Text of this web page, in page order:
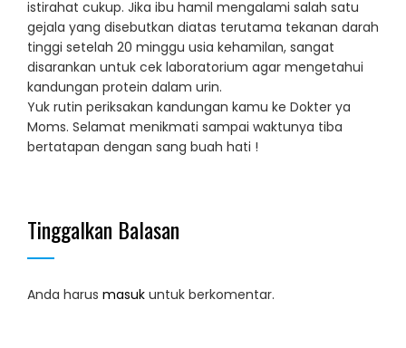
istirahat cukup. Jika ibu hamil mengalami salah satu
gejala yang disebutkan diatas terutama tekanan darah
tinggi setelah 20 minggu usia kehamilan, sangat
disarankan untuk cek laboratorium agar mengetahui
kandungan protein dalam urin.
Yuk rutin periksakan kandungan kamu ke Dokter ya
Moms. Selamat menikmati sampai waktunya tiba
bertatapan dengan sang buah hati !
Tinggalkan Balasan
Anda harus masuk untuk berkomentar.